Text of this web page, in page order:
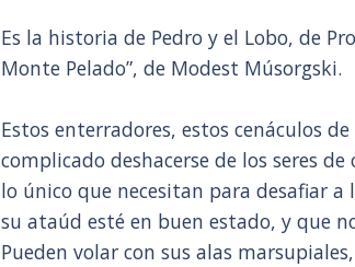
Es la historia de Pedro y el Lobo, de
Monte Pelado”, de Modest Músorgski.
Estos enterradores, estos cenáculos
complicado deshacerse de los seres
lo único que necesitan para desafiar
su ataúd esté en buen estado, y que
Pueden volar con sus alas